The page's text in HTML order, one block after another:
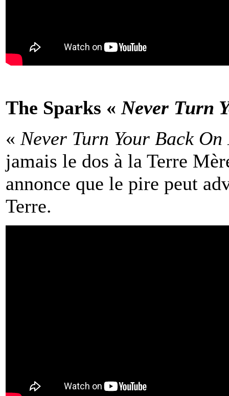
The Sparks « Never Turn
« Never Turn Your Back
jamais le dos à la Terre
annonce que le pire peut
Terre.